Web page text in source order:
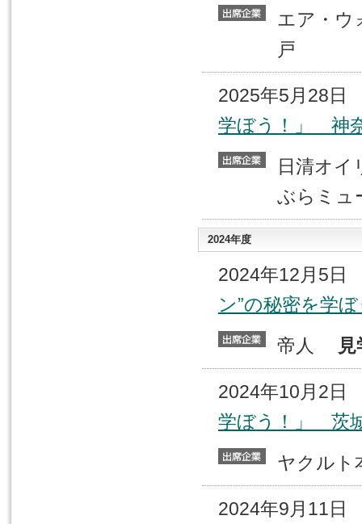
エア・
戸
2025年5月28
学ぼう！」 神
日清オ
ぶらミュ
2024年度
2024年12月5
ン”の秘密を学
帝人
2024年10月2
学ぼう！」 茨
ヤクル
2024年9月11